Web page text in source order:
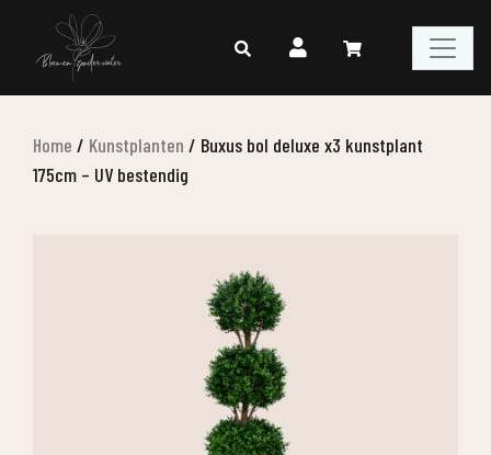
Home / Kunstplanten / Buxus bol deluxe x3 kunstplant
175cm – UV bestendig